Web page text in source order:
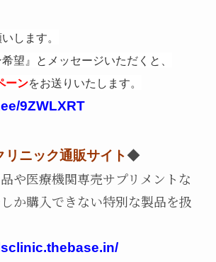
します。
望』とメッセージいただくと、
ーンをお送りいたします。
9ZWLXRT
リニック通販サイト◆
や医療機関専売サプリメントな
か購入できない特別な製品を扱